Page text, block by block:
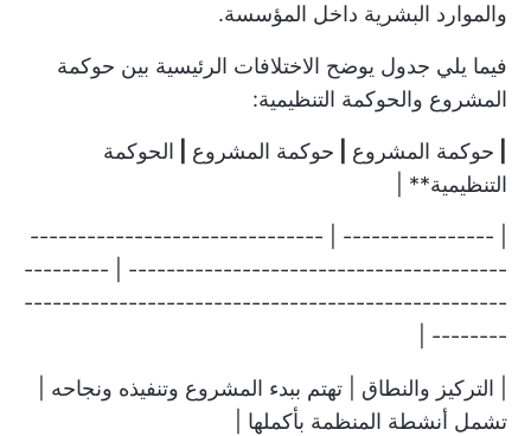
والموارد البشرية داخل المؤسسة.
فيما يلي جدول يوضح الاختلافات الرئيسية بين حوكمة
المشروع والحوكمة التنظيمية:
حوكمة المشروع حوكمة المشروع
الحوكمة
التنظيمية** |
| ---------------- | -------------------------------
---------------------------------------- | ---------
---------------------------------------------------
-------- |
| التركيز والنطاق | تهتم ببدء المشروع وتنفيذه ونجاحه |
تشمل أنشطة المنظمة بأكملها |